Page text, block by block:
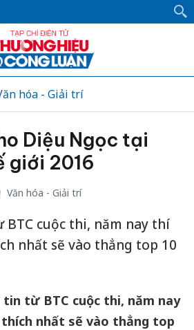
hóa - Giải trí
Diệu Ngọc tại
giới 2016
Văn hóa - Giải trí
cuộc thi, năm nay thí
nhất sẽ vào thẳng top 10
từ BTC cuộc thi, năm nay
nhất sẽ vào thẳng top